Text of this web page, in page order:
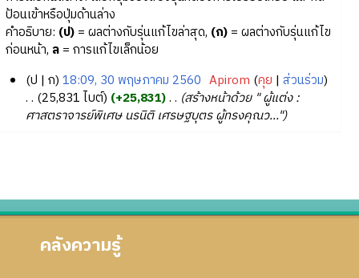
ป้อนเข้าหรือปุ่มด้านล่าง
คำอธิบาย: (ป)= ผลต่างกับรุ่นแก้ไขล่าสุด, (ก)= ผลต่างกับรุ่นแก้ไข
ก่อนหน้า, ล= การแก้ไขเล็กน้อย
ภ
า
ป ก 18:09, 30 พฤษภาคม 2560 Apirom คุย ส่วนร่วม
25,831 ไบต์
+25,831 ‎
สร้างหน้าด้วย " ผู้แต่ง :
ศาสตราจารย์พิเศษ นรนิติ เศรษฐบุตร ผู้ทรงคุณว..."
คลังความรู้